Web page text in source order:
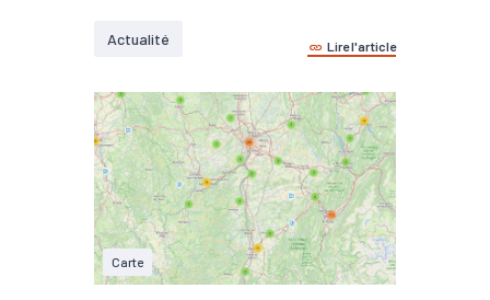
Actualité Lire l'article
Carte